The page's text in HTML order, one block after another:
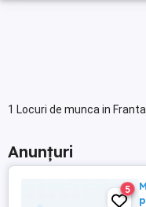
1 Locuri de munca in
Anunțuri
5